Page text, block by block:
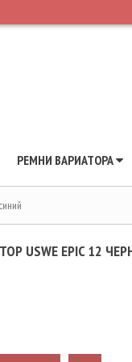
РЕМНИ ВАРИАТОРА
USWE EPIC 12